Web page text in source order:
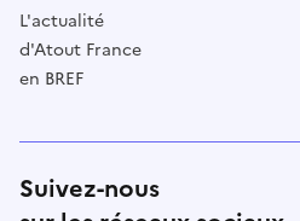
L'actualité
d'Atout France
en BREF
Suivez-nous